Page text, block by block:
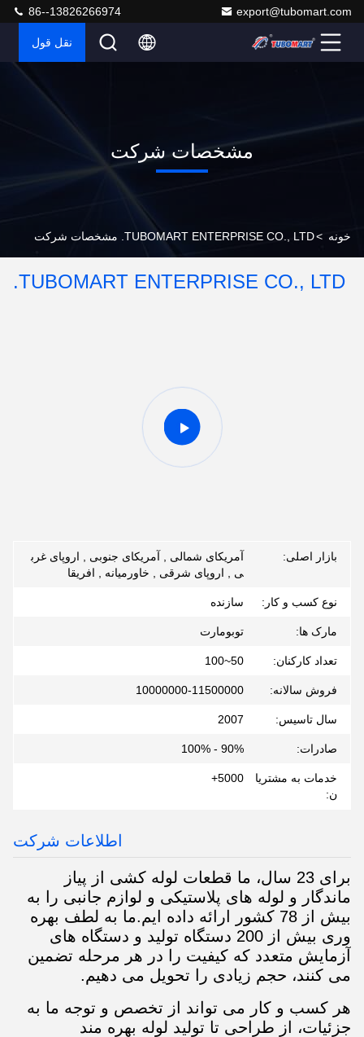
export@tubomart.com
86--13826266974
نقل قول
مشخصات شرکت
خونه >TUBOMART ENTERPRISE CO., LTD. مشخصات شرکت
TUBOMART ENTERPRISE CO., LTD.
بازار اصلی:
آمریکای شمالی , آمریکای جنوبی , اروپای غرب
ی , اروپای شرقی , خاورمیانه , افریقا
نوع کسب و کار: سازنده
مارک ها: توبومارت
تعداد کارکنان: 50~100
فروش سالانه: 10000000-11500000
سال تاسیس: 2007
صادرات: 90% - 100%
خدمات به مشتریا
ن:
5000+
اطلاعات شرکت
برای 23 سال، ما قطعات لوله کشی از پیاز
ماندگار و لوله های پلاستیکی و لوازم جانبی را به
بیش از 78 کشور ارائه داده ایم.ما به لطف بهره
وری بیش از 200 دستگاه تولید و دستگاه های
آزمایش متعدد که کیفیت را در هر مرحله تضمین
می کنند، حجم زیادی را تحویل می دهیم.
هر کسب و کار می تواند از تخصص و توجه ما به
جزئیات، از طراحی تا تولید لوله بهره مند